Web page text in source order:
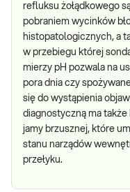
refluksu żołądkowego
pobraniem wycinków
histopatologicznych, a
w przebiegu której
mierzy pH pozwala na
pora dnia czy
się do wystąpienia
diagnostyczną ma
jamy brzusznej, które
stanu narządów
przełyku.